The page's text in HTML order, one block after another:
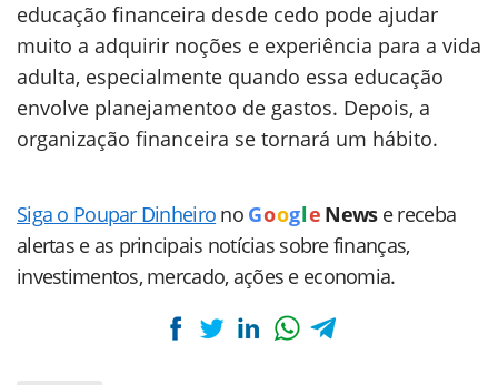
educação financeira desde cedo pode ajudar
muito a adquirir noções e experiência para a vida
adulta, especialmente quando essa educação
envolve planejamentoo de gastos. Depois, a
organização financeira se tornará um hábito.
Siga o Poupar Dinheiro no Goog le News e receba
alertas e as principais notícias sobre finanças,
investimentos, mercado, ações e economia.